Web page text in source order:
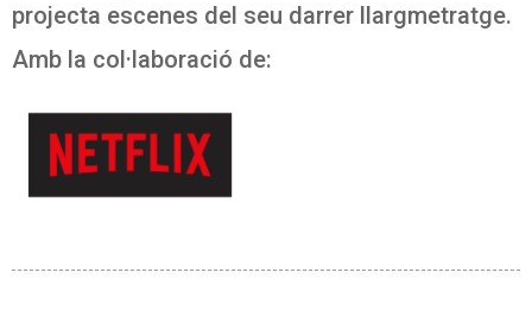
projecta escenes del seu darrer llargmetratge.
Amb la col·laboració de: